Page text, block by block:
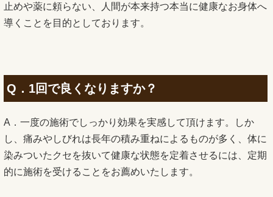
止めや薬に頼らない、人間が本来持つ本当に健康なお身体へ
導くことを目的としております。
Q．1回で良くなりますか？
A．一度の施術でしっかり効果を実感して頂けます。しか
し、痛みやしびれは長年の積み重ねによるものが多く、体に
染みついたクセを抜いて健康な状態を定着させるには、定期
的に施術を受けることをお薦めいたします。